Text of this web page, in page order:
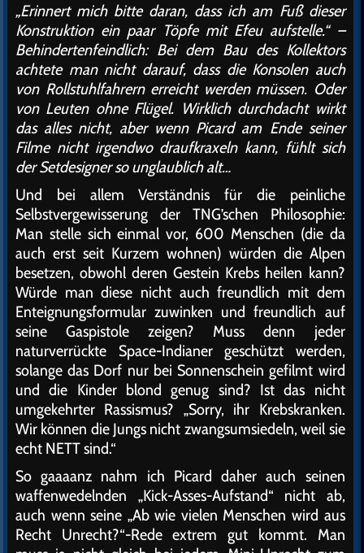
„Erinnert mich bitte daran, dass ich am Fuß dieser
Konstruktion ein paar Töpfe mit Efeu aufstelle.“ –
Behindertenfeindlich: Bei dem Bau des Kollektors
achtete man nicht darauf, dass die Konsolen auch
von Rollstuhlfahrern erreicht werden müssen. Oder
von Leuten ohne Flügel. Wirklich durchdacht wirkt
das alles nicht, aber wenn Picard am Ende seiner
Filme nicht irgendwo draufkraxeln kann, fühlt sich
der Setdesigner so unglaublich alt…
Und bei allem Verständnis für die peinliche
Selbstvergewisserung der TNG’schen Philosophie:
Man stelle sich einmal vor, 600 Menschen (die da
auch erst seit Kurzem wohnen) würden die Alpen
besetzen, obwohl deren Gestein Krebs heilen kann?
Würde man diese nicht auch freundlich mit dem
Enteignungsformular zuwinken und freundlich auf
seine Gaspistole zeigen? Muss denn jeder
naturverrückte Space-Indianer geschützt werden,
solange das Dorf nur bei Sonnenschein gefilmt wird
und die Kinder blond genug sind? Ist das nicht
umgekehrter Rassismus? „Sorry, ihr Krebskranken.
Wir können die Jungs nicht zwangsumsiedeln, weil sie
echt NETT sind.“
So gaaaanz nahm ich Picard daher auch seinen
waffenwedelnden „Kick-Asses-Aufstand“ nicht ab,
auch wenn seine „Ab wie vielen Menschen wird aus
Recht Unrecht?“-Rede extrem gut kommt. Man